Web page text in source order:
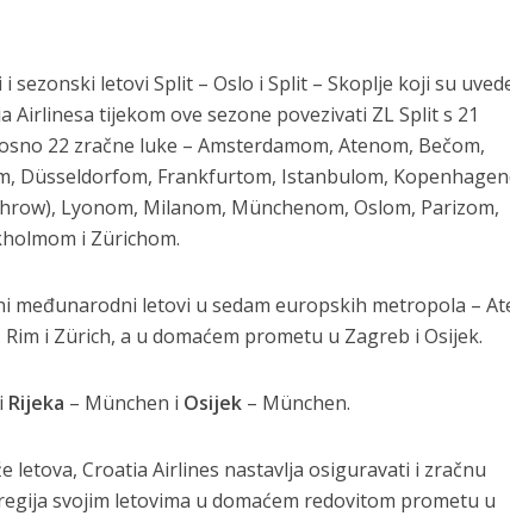
sezonski letovi Split – Oslo i Split – Skoplje koji su
Airlinesa tijekom ove sezone povezivati ZL Split s 21
22 zračne luke – Amsterdamom, Atenom, Bečom,
Düsseldorfom, Frankfurtom, Istanbulom,
Lyonom, Milanom, Münchenom, Oslom, Parizom,
i Zürichom.
međunarodni letovi u sedam europskih metropola –
i Zürich, a u domaćem prometu u Zagreb i Osijek.
Rijeka – München i Osijek – München.
letova, Croatia Airlines nastavlja osiguravati i zračnu
svojim letovima u domaćem redovitom prometu u